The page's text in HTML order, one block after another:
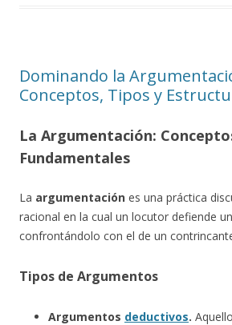
Dominando la
Conceptos, Tipos y
La Argumentación:
Fundamentales
La argumentación es una práctica
racional en la cual un locutor defiende
confrontándolo con el de un
Tipos de Argumentos
Argumentos deductivos.